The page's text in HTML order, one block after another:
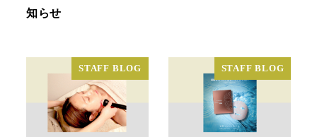
知らせ
STAFF BLOG STAFF BLOG